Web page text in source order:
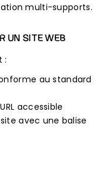
multi-supports.
UN SITE WEB
:
au standard
accessible
avec une balise